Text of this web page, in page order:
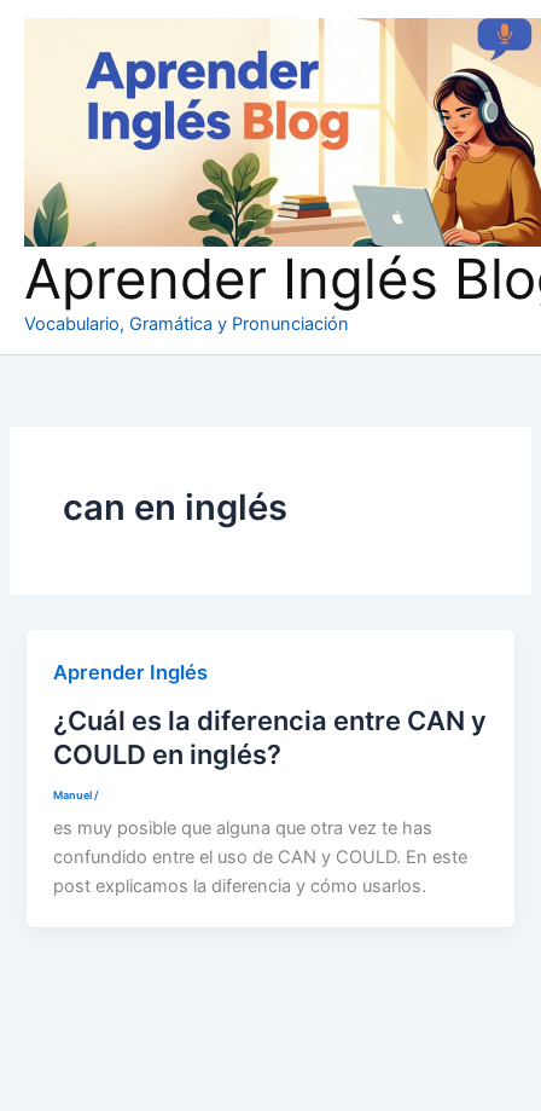
Aprender Inglés
Vocabulario, Gramática y Pronunciación
can en inglés
Aprender Inglés
¿Cuál es la diferencia entre CAN y
COULD en inglés?
Manuel/
es muy posible que alguna que otra vez te has
confundido entre el uso de CAN y COULD. En este
post explicamos la diferencia y cómo usarlos.